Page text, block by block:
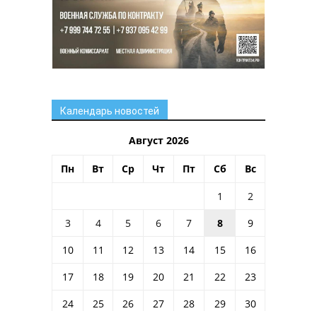
Календарь новостей
Август 2026
Пн Вт Ср Чт Пт Сб Вс
1
2
3
4 5 6 7 8
9
10
11 12 13 14 15
16
17
18 19 20 21 22
23
24
25 26 27 28 29
30